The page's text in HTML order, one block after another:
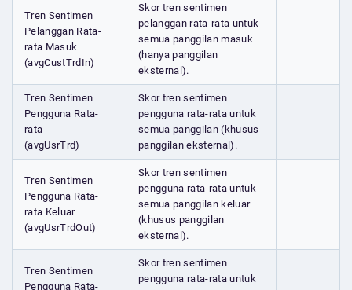
Tren Sentimen
Pelanggan Rata-
rata Masuk
(avgCustTrdIn)
Skor tren sentimen
pelanggan rata-rata untuk
semua panggilan masuk
(hanya panggilan
eksternal).
Tren Sentimen
Pengguna Rata-
rata
(avgUsrTrd)
Skor tren sentimen
pengguna rata-rata untuk
semua panggilan (khusus
panggilan eksternal).
Tren Sentimen
Pengguna Rata-
rata Keluar
(avgUsrTrdOut)
Skor tren sentimen
pengguna rata-rata untuk
semua panggilan keluar
(khusus panggilan
eksternal).
Tren Sentimen
Pengguna Rata-
Skor tren sentimen
pengguna rata-rata untuk